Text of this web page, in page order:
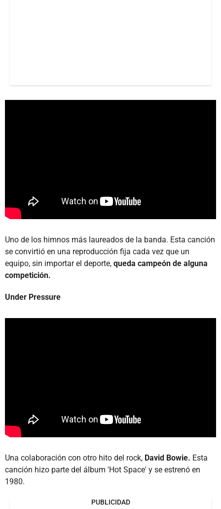
Uno de los himnos más laureados de la banda. Esta canción
se convirtió en una reproducción fija cada vez que un
equipo, sin importar el deporte, queda campeón de alguna
competición.
Under Pressure
Una colaboración con otro hito del rock, David Bowie. Esta
canción hizo parte del álbum 'Hot Space' y se estrenó en
1980.
PUBLICIDAD